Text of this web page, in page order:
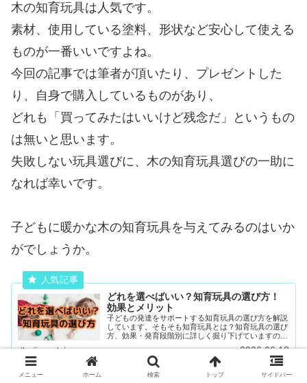
木の知育玩具は人気です。
素材、使用している塗料、形状など安心して使える
ものが一番いいですよね。
今回の記事では筆者が頂いたり、プレゼントした
り、自身で購入しているものがあり、
どれも「買ってみたはいいけど残念だ」というもの
は無いと思います。
失敗しない玩具選びに、木の知育玩具選びの一助に
なれば幸いです。
子どもに暖かな木の知育玩具を与えてみるのはいか
がでしょうか。
どれを選べばいい？知育玩具の選び方！
効果とメリット
子どもの発達をサポートする知育玩具の選び方を解説
しています。そもそも知育玩具とは？知育玩具の選び
方、効果・発育段階別に詳しく掘り下げていますので
ikujinoadvice.com 2026.06.18
メニュー ホーム 検索 トップ サイドバー